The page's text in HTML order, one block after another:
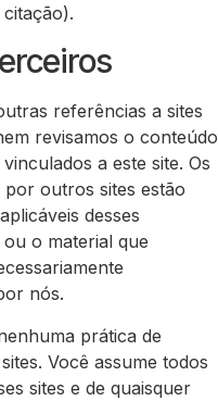
referências a sites
revisamos o conteúdo
a este site. Os
outros sites estão
desses
o material que
nós.
prática de
Você assume todos
sites e de quaisquer